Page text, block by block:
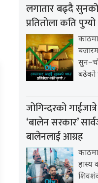
लगातार बढ्दै
प्रतितोला कति
बढेको
जोगिन्दरको
‘बालेन सरकार’
बालेनलाई आग्रह
हास्य